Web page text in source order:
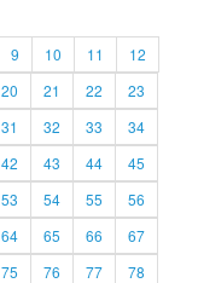
9 10 11
12
20 21 22
23
31 32 33
34
42 43 44
45
53 54 55
56
64 65 66
67
75 76 77
78